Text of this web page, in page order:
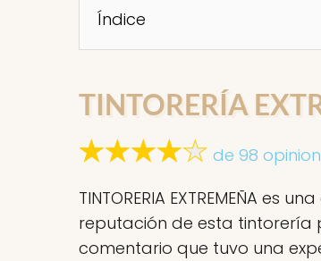
Índice
TINTORERÍA
de 98
TINTORERIA EXTREMEÑA
reputación de esta tintorería
comentario que tuvo una